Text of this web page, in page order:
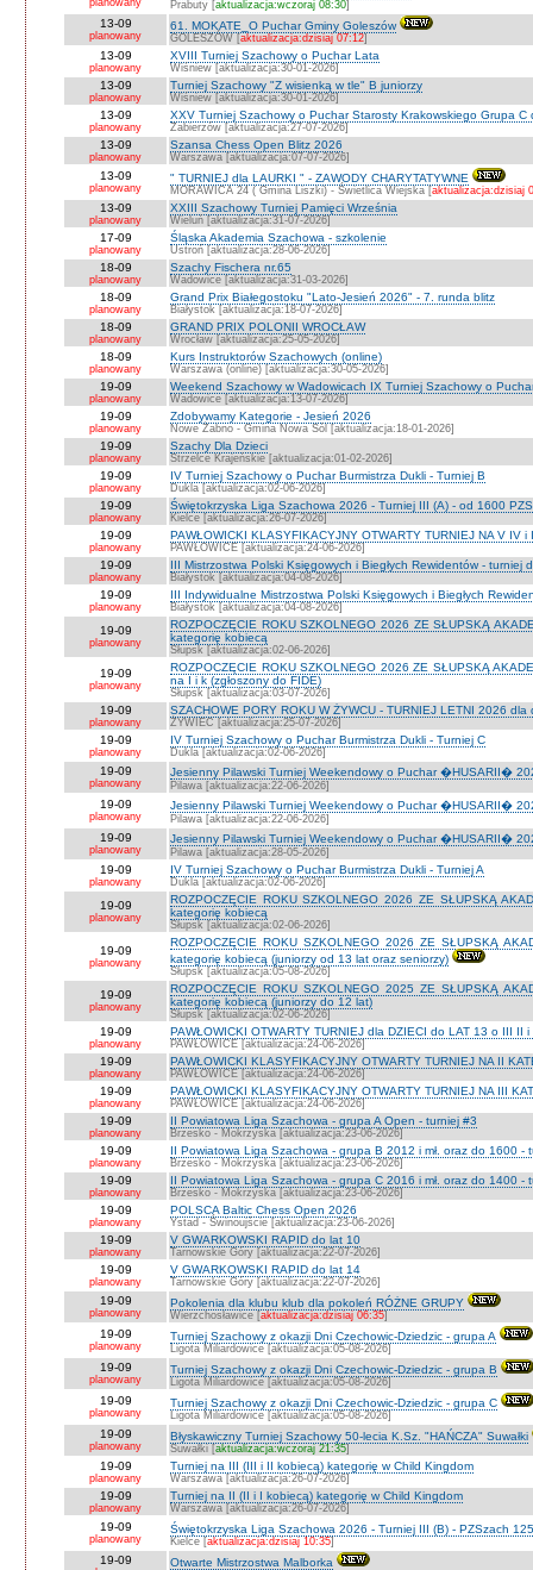
planowany Prabuty [aktualizacja:wczoraj 08:30]
13-09
planowany
61. MOKATE_O Puchar Gminy Goleszów
GOLESZÓW [aktualizacja:dzisiaj 07:12]
13-09
planowany
XVIII Turniej Szachowy o Puchar Lata
Wiśniew [aktualizacja:30-01-2026]
13-09
planowany
Turniej Szachowy "Z wisienką w tle" B juniorzy
Wiśniew [aktualizacja:30-01-2026]
13-09
planowany
XXV Turniej Szachowy o Puchar Starosty Krakowskiego Grupa C
Zabierzów [aktualizacja:27-07-2026]
13-09
planowany
Szansa Chess Open Blitz 2026
Warszawa [aktualizacja:07-07-2026]
13-09
planowany
" TURNIEJ dla LAURKI " - ZAWODY CHARYTATYWNE
MORAWICA 24 ( Gmina Liszki) - Świetlica Wiejska [aktualizacja:dzisiaj
13-09
planowany
XXIII Szachowy Turniej Pamięci Września
Wieluń [aktualizacja:31-07-2026]
17-09
planowany
Śląska Akademia Szachowa - szkolenie
Ustroń [aktualizacja:28-06-2026]
18-09
planowany
Szachy Fischera nr.65
Wadowice [aktualizacja:31-03-2026]
18-09
planowany
Grand Prix Białegostoku "Lato-Jesień 2026" - 7. runda blitz
Białystok [aktualizacja:18-07-2026]
18-09
planowany
GRAND PRIX POLONII WROCŁAW
Wrocław [aktualizacja:25-05-2026]
18-09
planowany
Kurs Instruktorów Szachowych (online)
Warszawa (online) [aktualizacja:30-05-2026]
19-09
planowany
Weekend Szachowy w Wadowicach IX Turniej Szachowy o
Wadowice [aktualizacja:13-07-2026]
19-09
planowany
Zdobywamy Kategorie - Jesień 2026
Nowe Żabno - Gmina Nowa Sól [aktualizacja:18-01-2026]
19-09
planowany
Szachy Dla Dzieci
Strzelce Krajeńskie [aktualizacja:01-02-2026]
19-09
planowany
IV Turniej Szachowy o Puchar Burmistrza Dukli - Turniej B
Dukla [aktualizacja:02-06-2026]
19-09
planowany
Świętokrzyska Liga Szachowa 2026 - Turniej III (A) - od 1600
Kielce [aktualizacja:26-07-2026]
19-09
planowany
PAWŁOWICKI KLASYFIKACYJNY OTWARTY TURNIEJ NA V IV i
PAWŁOWICE [aktualizacja:24-06-2026]
19-09
planowany
III Mistrzostwa Polski Księgowych i Biegłych Rewidentów - turniej
Białystok [aktualizacja:04-08-2026]
19-09
planowany
III Indywidualne Mistrzostwa Polski Księgowych i Biegłych
Białystok [aktualizacja:04-08-2026]
19-09
planowany
ROZPOCZĘCIE ROKU SZKOLNEGO 2026 ZE SŁUPSKĄ
kategorię kobiecą
Słupsk [aktualizacja:02-06-2026]
19-09
planowany
ROZPOCZĘCIE ROKU SZKOLNEGO 2026 ZE SŁUPSKĄ
na I i k (zgłoszony do FIDE)
Słupsk [aktualizacja:03-07-2026]
19-09
planowany
SZACHOWE PORY ROKU W ŻYWCU - TURNIEJ LETNI 2026 dla
ŻYWIEC [aktualizacja:25-07-2026]
19-09
planowany
IV Turniej Szachowy o Puchar Burmistrza Dukli - Turniej C
Dukla [aktualizacja:02-06-2026]
19-09
planowany
Jesienny Pilawski Turniej Weekendowy o Puchar �HUSARII�
Pilawa [aktualizacja:22-06-2026]
19-09
planowany
Jesienny Pilawski Turniej Weekendowy o Puchar �HUSARII�
Pilawa [aktualizacja:22-06-2026]
19-09
planowany
Jesienny Pilawski Turniej Weekendowy o Puchar �HUSARII�
Pilawa [aktualizacja:28-05-2026]
19-09
planowany
IV Turniej Szachowy o Puchar Burmistrza Dukli - Turniej A
Dukla [aktualizacja:02-06-2026]
19-09
planowany
ROZPOCZĘCIE ROKU SZKOLNEGO 2026 ZE SŁUPSKĄ
kategorię kobiecą
Słupsk [aktualizacja:02-06-2026]
19-09
planowany
ROZPOCZĘCIE ROKU SZKOLNEGO 2026 ZE SŁUPSKĄ
kategorię kobiecą (juniorzy od 13 lat oraz seniorzy)
Słupsk [aktualizacja:05-08-2026]
19-09
planowany
ROZPOCZĘCIE ROKU SZKOLNEGO 2025 ZE SŁUPSKĄ
kategorię kobiecą (juniorzy do 12 lat)
Słupsk [aktualizacja:02-06-2026]
19-09
planowany
PAWŁOWICKI OTWARTY TURNIEJ dla DZIECI do LAT 13 o III II
PAWŁOWICE [aktualizacja:24-06-2026]
19-09
planowany
PAWŁOWICKI KLASYFIKACYJNY OTWARTY TURNIEJ NA II
PAWŁOWICE [aktualizacja:24-06-2026]
19-09
planowany
PAWŁOWICKI KLASYFIKACYJNY OTWARTY TURNIEJ NA III
PAWŁOWICE [aktualizacja:24-06-2026]
19-09
planowany
II Powiatowa Liga Szachowa - grupa A Open - turniej #3
Brzesko - Mokrzyska [aktualizacja:23-06-2026]
19-09
planowany
II Powiatowa Liga Szachowa - grupa B 2012 i mł. oraz do 1600 -
Brzesko - Mokrzyska [aktualizacja:23-06-2026]
19-09
planowany
II Powiatowa Liga Szachowa - grupa C 2016 i mł. oraz do 1400 -
Brzesko - Mokrzyska [aktualizacja:23-06-2026]
19-09
planowany
POLSCA Baltic Chess Open 2026
Ystad - Świnoujście [aktualizacja:23-06-2026]
19-09
planowany
V GWARKOWSKI RAPID do lat 10
Tarnowskie Góry [aktualizacja:22-07-2026]
19-09
planowany
V GWARKOWSKI RAPID do lat 14
Tarnowskie Góry [aktualizacja:22-07-2026]
19-09
planowany
Pokolenia dla klubu klub dla pokoleń RÓŻNE GRUPY
Wierzchosławice [aktualizacja:dzisiaj 06:35]
19-09
planowany
Turniej Szachowy z okazji Dni Czechowic-Dziedzic - grupa A
Ligota Miliardowice [aktualizacja:05-08-2026]
19-09
planowany
Turniej Szachowy z okazji Dni Czechowic-Dziedzic - grupa B
Ligota Miliardowice [aktualizacja:05-08-2026]
19-09
planowany
Turniej Szachowy z okazji Dni Czechowic-Dziedzic - grupa C
Ligota Miliardowice [aktualizacja:05-08-2026]
19-09
planowany
Błyskawiczny Turniej Szachowy 50-lecia K.Sz. "HAŃCZA" Suwałki
Suwałki [aktualizacja:wczoraj 21:35]
19-09
planowany
Turniej na III (III i II kobiecą) kategorię w Child Kingdom
Warszawa [aktualizacja:26-07-2026]
19-09
planowany
Turniej na II (II i I kobiecą) kategorię w Child Kingdom
Warszawa [aktualizacja:26-07-2026]
19-09
planowany
Świętokrzyska Liga Szachowa 2026 - Turniej III (B) - PZSzach
Kielce [aktualizacja:dzisiaj 10:35]
19-09 Otwarte Mistrzostwa Malborka